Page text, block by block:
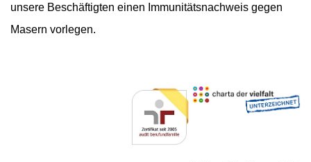
unsere Beschäftigten einen Immunitätsnachweis gegen
Masern vorlegen.